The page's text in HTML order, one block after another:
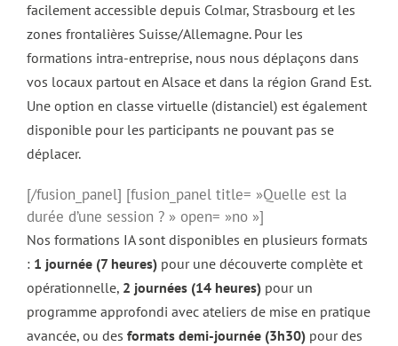
facilement accessible depuis Colmar, Strasbourg et les
zones frontalières Suisse/Allemagne. Pour les
formations intra-entreprise, nous nous déplaçons dans
vos locaux partout en Alsace et dans la région Grand Est.
Une option en classe virtuelle (distanciel) est également
disponible pour les participants ne pouvant pas se
déplacer.
[/fusion_panel] [fusion_panel title= »Quelle est la
durée d’une session ? » open= »no »]
Nos formations IA sont disponibles en plusieurs formats
: 1 journée (7 heures)pour une découverte complète et
opérationnelle, 2 journées (14 heures)pour un
programme approfondi avec ateliers de mise en pratique
avancée, ou des formats demi-journée (3h30)pour des